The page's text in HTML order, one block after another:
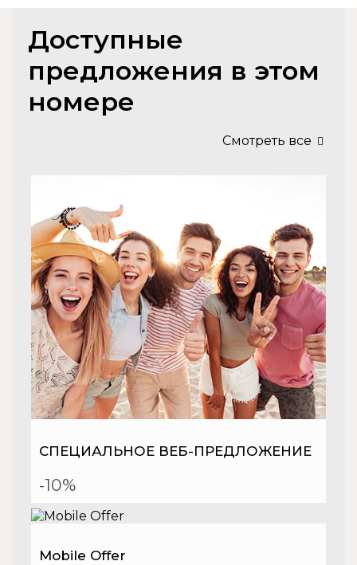
Доступные
предложения в этом
номере
Смотреть все
СПЕЦИАЛЬНОЕ ВЕБ-ПРЕДЛОЖЕНИЕ
-10%
Mobile Offer